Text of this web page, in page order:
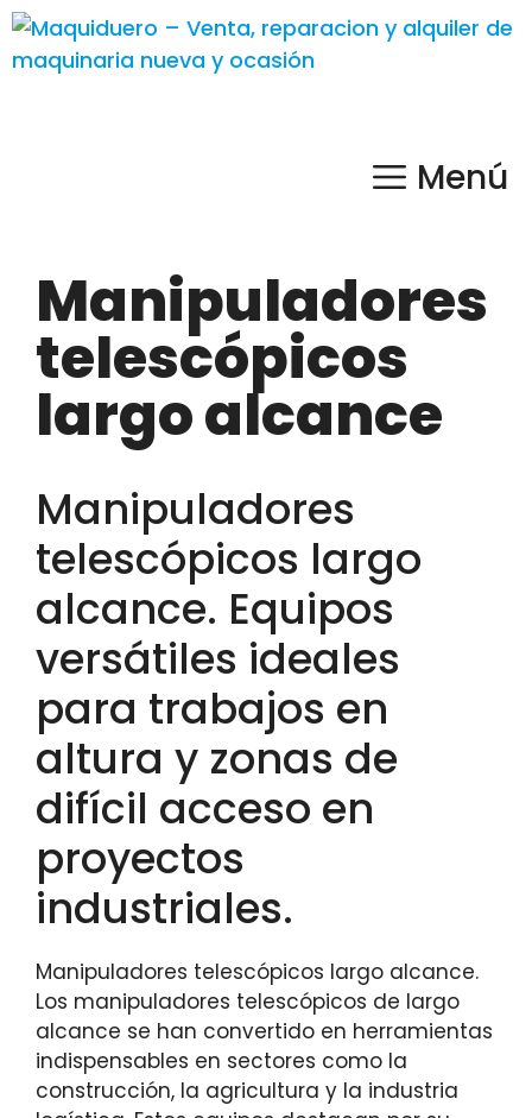
Menú
Manipuladores
telescópicos
largo alcance
Manipuladores
telescópicos largo
alcance. Equipos
versátiles ideales
para trabajos en
altura y zonas de
difícil acceso en
proyectos
industriales.
Manipuladores telescópicos largo alcance.
Los manipuladores telescópicos de largo
alcance se han convertido en herramientas
indispensables en sectores como la
construcción, la agricultura y la industria